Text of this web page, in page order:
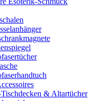
& Altartücher